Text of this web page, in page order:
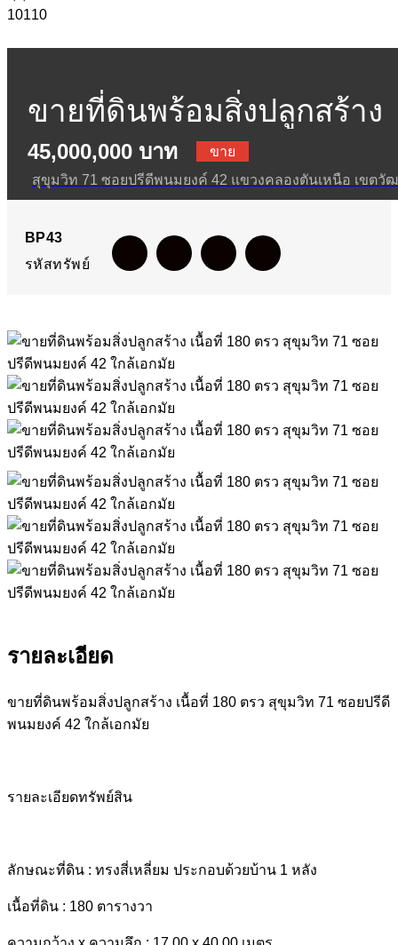
10110
ขายที่ดินพร้อมสิ่งปลูกสร้าง
เนื้อที่ 180 ตรว สุขุมวิท 71
ซอยปรีดีพนมยงค์ 42 ใกล้
เอกมัย
45,000,000 บาท
ขาย
สุขุมวิท 71 ซอยปรีดีพนมยงค์ 42 แขวงคลองตันเหนือ เขตวั
BP43
รหัสทรัพย์
รายละเอียด
ขายที่ดินพร้อมสิ่งปลูกสร้าง เนื้อที่ 180 ตรว สุขุมวิท 71 ซอยปรีดี
พนมยงค์ 42 ใกล้เอกมัย
รายละเอียดทรัพย์สิน
ลักษณะที่ดิน : ทรงสี่เหลี่ยม ประกอบด้วยบ้าน 1 หลัง
เนื้อที่ดิน : 180 ตารางวา